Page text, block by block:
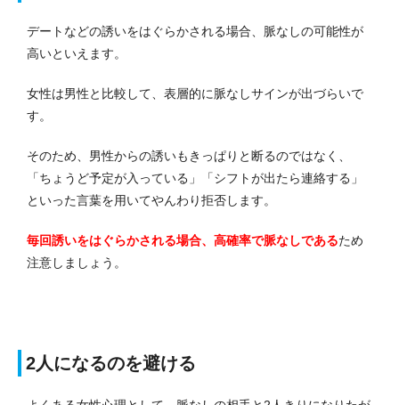
デートなどの誘いをはぐらかされる場合、脈なしの可能性が
高いといえます。
女性は男性と比較して、表層的に脈なしサインが出づらいで
す。
そのため、男性からの誘いもきっぱりと断るのではなく、
「ちょうど予定が入っている」「シフトが出たら連絡する」
といった言葉を用いてやんわり拒否します。
毎回誘いをはぐらかされる場合、高確率で脈なしであるため
注意しましょう。
2人になるのを避ける